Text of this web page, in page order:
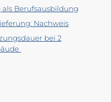
Berufsausbildung
Nachweis
bei 2